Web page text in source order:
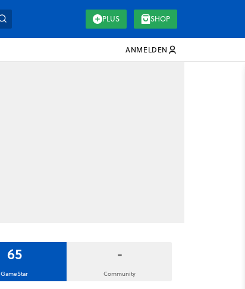
PLUS SHOP
ANMELDEN
65
GameStar
-
Community